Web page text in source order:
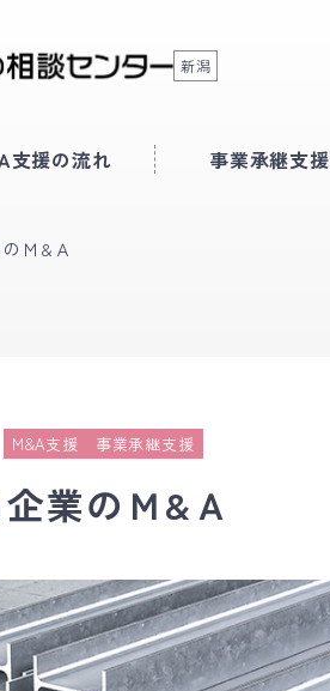
新潟
支援の流れ 事業承継支援
Ｍ&Ａ
M&A支援 事業承継支援
業のＭ&Ａ